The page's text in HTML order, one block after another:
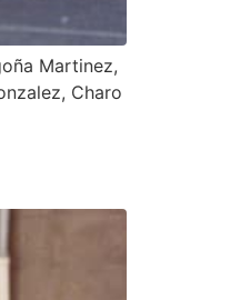
Martinez,
Charo